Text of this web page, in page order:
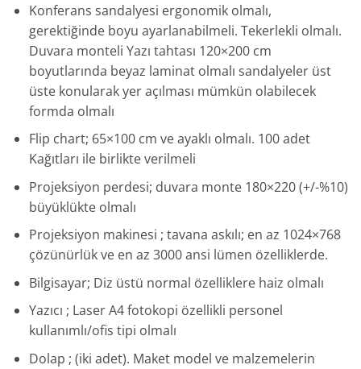
Konferans sandalyesi ergonomik olmalı,
gerektiğinde boyu ayarlanabilmeli. Tekerlekli olmalı.
Duvara monteli Yazı tahtası 120×200 cm
boyutlarında beyaz laminat olmalı sandalyeler üst
üste konularak yer açılması mümkün olabilecek
formda olmalı
Flip chart; 65×100 cm ve ayaklı olmalı. 100 adet
Kağıtları ile birlikte verilmeli
Projeksiyon perdesi; duvara monte 180×220 (+/-%10)
büyüklükte olmalı
Projeksiyon makinesi ; tavana askılı; en az 1024×768
çözünürlük ve en az 3000 ansi lümen özelliklerde.
Bilgisayar; Diz üstü normal özelliklere haiz olmalı
Yazıcı ; Laser A4 fotokopi özellikli personel
kullanımlı/ofis tipi olmalı
Dolap ; (iki adet). Maket model ve malzemelerin